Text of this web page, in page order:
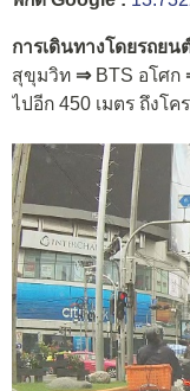
การเดินทางโดยรถยน
สุขุมวิท ⇒ BTS อโศก
ไปอีก 450 เมตร ถึงโค